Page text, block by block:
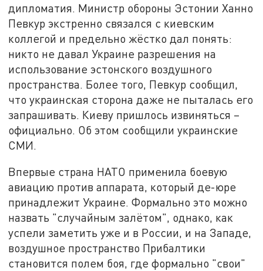
дипломатия. Министр обороны Эстонии Ханно
Певкур экстренно связался с киевским
коллегой и предельно жёстко дал понять:
никто не давал Украине разрешения на
использование эстонского воздушного
пространства. Более того, Певкур сообщил,
что украинская сторона даже не пыталась его
запрашивать. Киеву пришлось извиняться –
официально. Об этом сообщили украинские
СМИ.
Впервые страна НАТО применила боевую
авиацию против аппарата, который де-юре
принадлежит Украине. Формально это можно
назвать "случайным залётом", однако, как
успели заметить уже и в России, и на Западе,
воздушное пространство Прибалтики
становится полем боя, где формально "свои"